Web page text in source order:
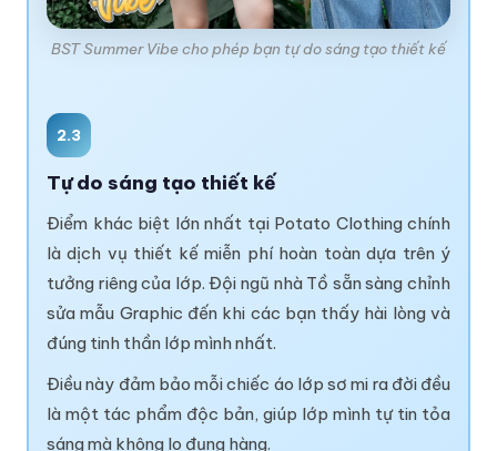
BST Summer Vibe cho phép bạn tự do sáng tạo thiết kế
2.3
Tự do sáng tạo thiết kế
Điểm khác biệt lớn nhất tại Potato Clothing chính
là dịch vụ thiết kế miễn phí hoàn toàn dựa trên ý
tưởng riêng của lớp. Đội ngũ nhà Tồ sẵn sàng chỉnh
sửa mẫu Graphic đến khi các bạn thấy hài lòng và
đúng tinh thần lớp mình nhất.
Điều này đảm bảo mỗi chiếc áo lớp sơ mi ra đời đều
là một tác phẩm độc bản, giúp lớp mình tự tin tỏa
sáng mà không lo đụng hàng.